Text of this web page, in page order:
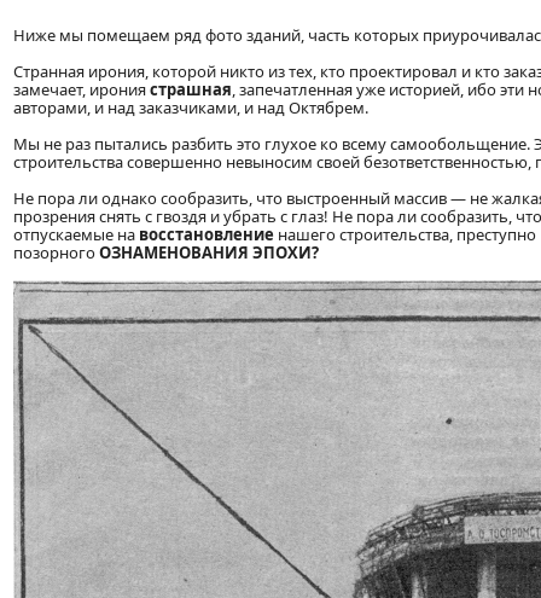
Ниже мы помещаем ряд фото зданий, часть которых
Странная ирония, которой никто из тех, кто проектировал и кто
замечает, ирониястрашная, запечатленная уже историей, ибо
авторами, и над заказчиками, и над Октябрем.
Мы не раз пытались разбить это глухое ко всему самообольщение.
строительства совершенно невыносим своей
Не пора ли однако сообразить, что выстроенный массив — не
прозрения снять с гвоздя и убрать с глаз! Не пора ли сообразить,
отпускаемые на восстановление нашего строительства,
позорногоОЗНАМЕНОВАНИЯ ЭПОХИ?